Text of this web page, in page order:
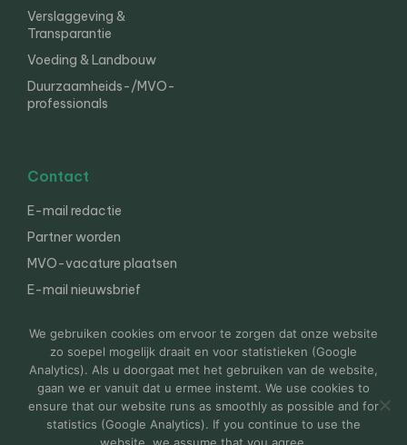
Verslaggeving &
Transparantie
Voeding & Landbouw
Duurzaamheids-/MVO-
professionals
Contact
E-mail redactie
Partner worden
MVO-vacature plaatsen
E-mail nieuwsbrief
© 2000-2026 Van der Molen EIS Colofon
Disclaimer
Privacy
We gebruiken cookies om ervoor te zorgen dat onze website
zo soepel mogelijk draait en voor statistieken (Google
Analytics). Als u doorgaat met het gebruiken van de website,
gaan we er vanuit dat u ermee instemt. We use cookies to
ensure that our website runs as smoothly as possible and for
statistics (Google Analytics). If you continue to use the